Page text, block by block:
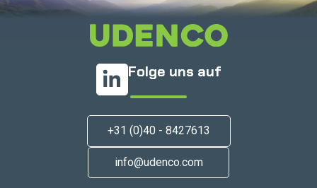
Folge uns auf
+31 (0)40 - 8427613
info@udenco.com